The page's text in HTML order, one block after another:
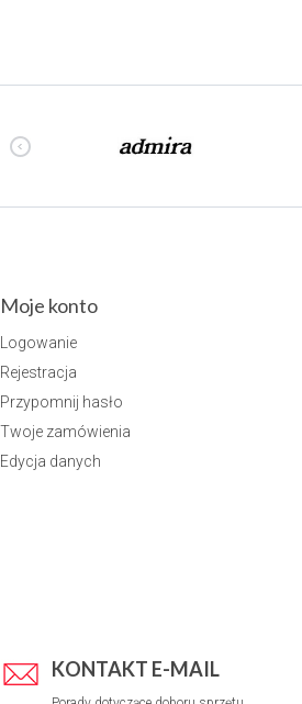
Moje konto
Logowanie
Rejestracja
Przypomnij hasło
Twoje zamówienia
Edycja danych
KONTAKT E-MAIL